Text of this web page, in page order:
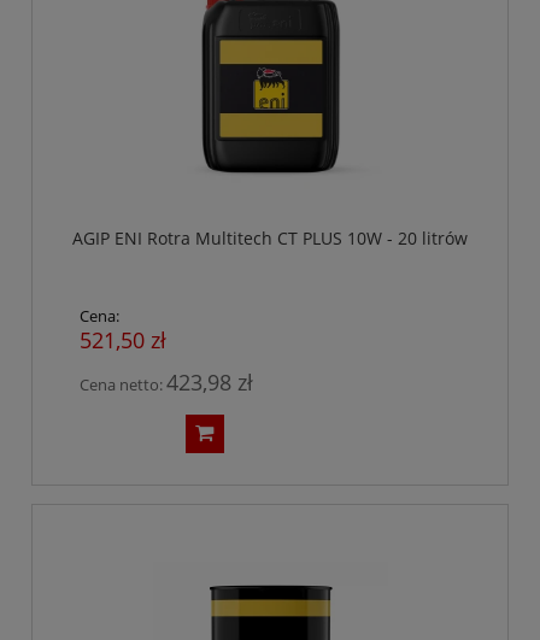
AGIP ENI Rotra Multitech CT PLUS 10W - 20 litrów
Cena:
521,50 zł
Cena netto:423,98 zł